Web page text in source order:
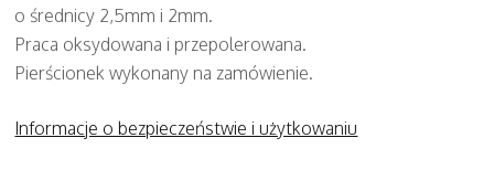
o średnicy 2,5mm i 2mm.
Praca oksydowana i przepolerowana.
Pierścionek wykonany na zamówienie.
Informacje o bezpieczeństwie i użytkowaniu